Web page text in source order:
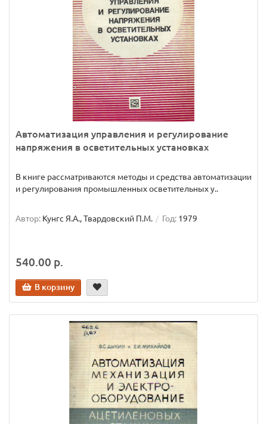
Автоматизация управления и регулирование
напряжения в осветительных установках
В книге рассматриваются методы и средства автоматизации
и регулирования промышленных осветительных у..
Автор: Кунгс Я.А., Твардовский П.М. Год: 1979
540.00 р.
В корзину